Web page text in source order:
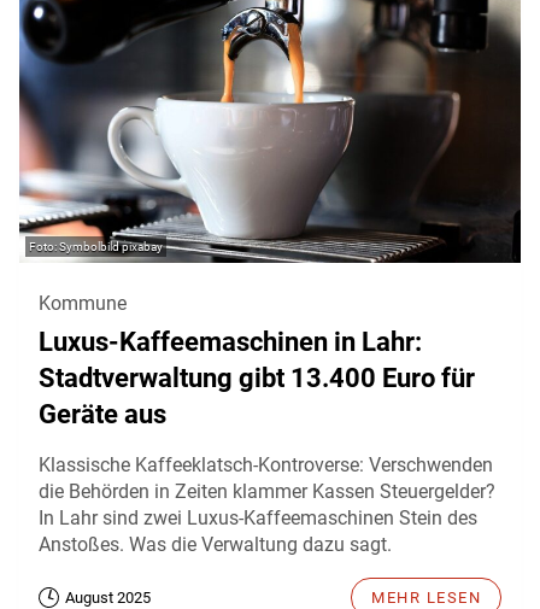
Symbolbild pixabay
Kommune
Luxus-Kaffeemaschinen in Lahr:
Stadtverwaltung gibt 13.400 Euro für
Geräte aus
Klassische Kaffeeklatsch-Kontroverse: Verschwenden
die Behörden in Zeiten klammer Kassen Steuergelder?
In Lahr sind zwei Luxus-Kaffeemaschinen Stein des
Anstoßes. Was die Verwaltung dazu sagt.
August 2025 MEHR LESEN